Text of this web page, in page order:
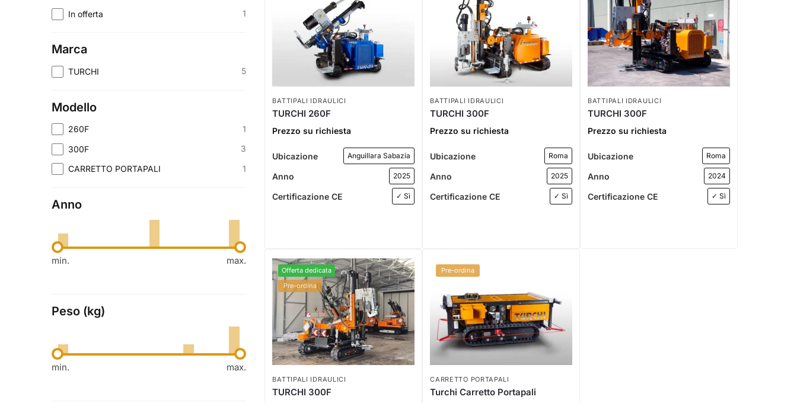
BATTIPALI IDRAULICI
TURCHI 260F
Prezzo su richiesta
Ubicazione Anguillara Sabazia
Anno 2025
Certificazione CE ✓ Sì
BATTIPALI IDRAULICI
TURCHI 300F
Prezzo su richiesta
Ubicazione Roma
Anno 2025
Certificazione CE ✓ Sì
BATTIPALI IDRAULICI
TURCHI 300F
Prezzo su richiesta
Ubicazione Roma
Anno 2024
Certificazione CE ✓ Sì
Offerta dedicata
Pre-ordina
BATTIPALI IDRAULICI
TURCHI 300F
Pre-ordina
CARRETTO PORTAPALI
Turchi Carretto Portapali
In offerta 1
Marca
TURCHI 5
Modello
260F 1
300F 3
CARRETTO PORTAPALI 1
Anno
min. max.
Peso (kg)
min. max.